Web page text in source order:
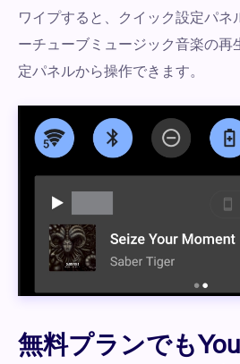
ワイプすると、クイック設定パネ
ーチューブミュージック音楽の再
定パネルから操作できます。
無料プランでも